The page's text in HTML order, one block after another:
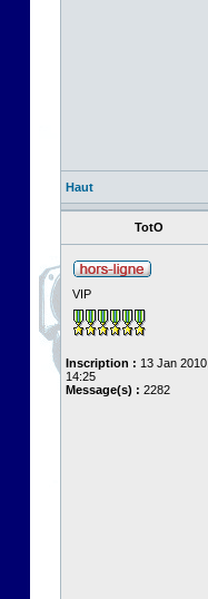
Haut
TotO
VIP
Inscription : 13 Jan 2010,
14:25
Message(s) : 2282